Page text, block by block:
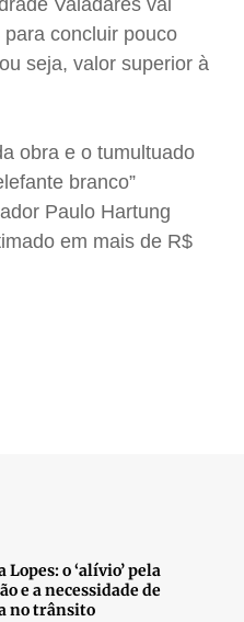
Valadares vai
concluir pouco
seja, valor superior à
obra e o tumultuado
branco”
Paulo Hartung
em mais de R$
Lopes: o ‘alívio’ pela
e a necessidade de
no trânsito